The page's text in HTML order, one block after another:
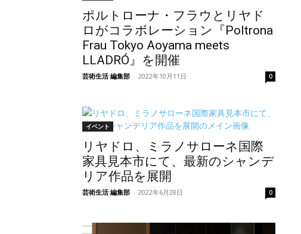
ポルトローナ・フラウとリヤド
ロがコラボレーション『Poltrona
Frau Tokyo Aoyama meets
LLADRÓ』を開催
芸術生活 編集部 - 2022年10月11日 0
イベント
リヤドロ、ミラノサローネ国際
家具見本市にて、最新のシャンデ
リア作品を展開
芸術生活 編集部 - 2022年6月28日 0